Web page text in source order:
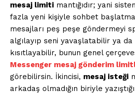
mesaj limiti mantığıdır; yani
fazla yeni kişiyle sohbet
mesajları peş peşe göndermeyi
algılayıp seni yavaşlatabilir ya
kısıtlayabilir, bunun genel
Messenger mesaj gönderim
görebilirsin. İkincisi, mesaj isteği
arkadaş olmadığın biriyle